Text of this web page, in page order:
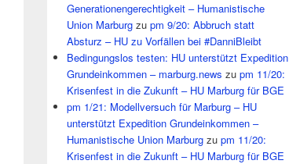
Generationengerechtigkeit – Humanistische
Union Marburg zu pm 9/20: Abbruch statt
Absturz – HU zu Vorfällen bei #DanniBleibt
Bedingungslos testen: HU unterstützt Expedition
Grundeinkommen – marburg.news zu pm 11/20:
Krisenfest in die Zukunft – HU Marburg für BGE
pm 1/21: Modellversuch für Marburg – HU
unterstützt Expedition Grundeinkommen –
Humanistische Union Marburg zu pm 11/20:
Krisenfest in die Zukunft – HU Marburg für BGE